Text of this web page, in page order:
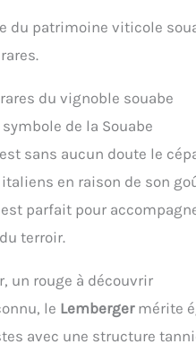
du patrimoine viticole
du vignoble souabe
de la Souabe
sans aucun doute le
en raison de son
parfait pour
terroir.
un rouge à découvrir
le Lembergermérite
avec une structure